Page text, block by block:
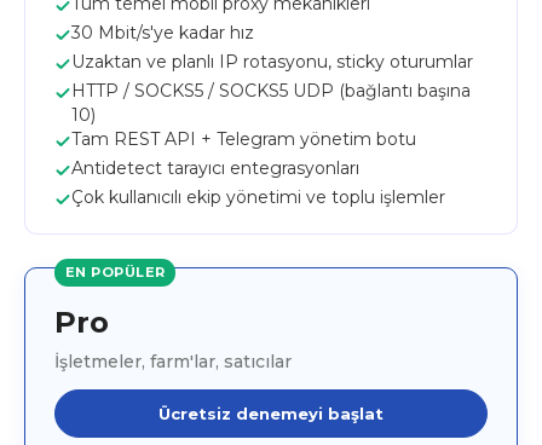
30 Mbit/s'ye kadar hız
Uzaktan ve planlı IP rotasyonu, sticky oturumlar
HTTP / SOCKS5 / SOCKS5 UDP (bağlantı başına
10)
Tam REST API + Telegram yönetim botu
Antidetect tarayıcı entegrasyonları
Çok kullanıcılı ekip yönetimi ve toplu işlemler
EN POPÜLER
Pro
İşletmeler, farm'lar, satıcılar
Ücretsiz denemeyi başlat